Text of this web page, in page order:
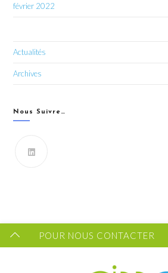
février 2022
Actualités
Archives
Nous Suivre…
Vous souhaitez recevoir les
POUR NOUS CONTACTER